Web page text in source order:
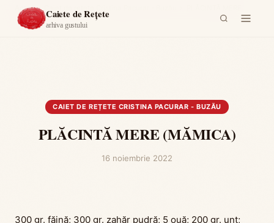
Caiete de Rețete
arhiva gustului
Acasă ›
(MĂMICA)
CAIET DE REȚETE CRISTINA PACURAR - BUZĂU
PLĂCINTĂ MERE (MĂMICA)
16 noiembrie 2022
300 gr. făină; 300 gr. zahăr pudră; 5 ouă; 200 gr. unt;